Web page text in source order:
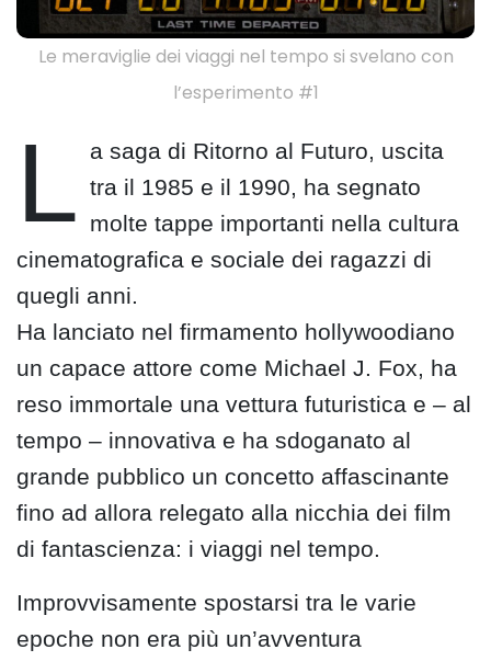
Le meraviglie dei viaggi nel tempo si svelano con
l’esperimento #1
L
a saga di Ritorno al Futuro, uscita
tra il 1985 e il 1990, ha segnato
molte tappe importanti nella cultura
cinematografica e sociale dei ragazzi di
quegli anni.
Ha lanciato nel firmamento hollywoodiano
un capace attore come Michael J. Fox, ha
reso immortale una vettura futuristica e – al
tempo – innovativa e ha sdoganato al
grande pubblico un concetto affascinante
fino ad allora relegato alla nicchia dei film
di fantascienza: i viaggi nel tempo.
Improvvisamente spostarsi tra le varie
epoche non era più un’avventura